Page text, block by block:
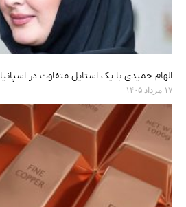
الهام حمیدی با یک استایل متفاوت در
۱۷ مرداد ۱۴۰۵